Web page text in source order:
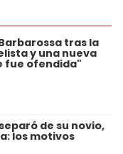
tras la
y una nueva
fue ofendida"
de su novio,
los motivos